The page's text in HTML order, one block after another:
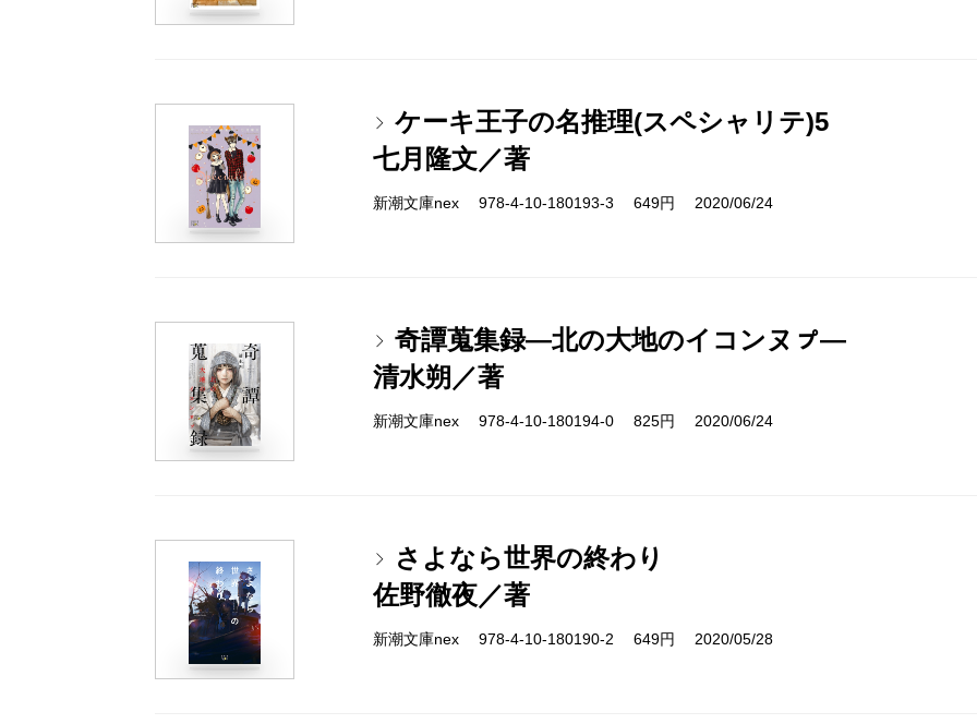
ケーキ王子の名推理(スペシャリテ)5
七月隆文／著
新潮文庫nex 978-4-10-180193-3 649円 2020/06/24
奇譚蒐集録―北の大地のイコンヌㇷ゚―
清水朔／著
新潮文庫nex 978-4-10-180194-0 825円 2020/06/24
さよなら世界の終わり
佐野徹夜／著
新潮文庫nex 978-4-10-180190-2 649円 2020/05/28